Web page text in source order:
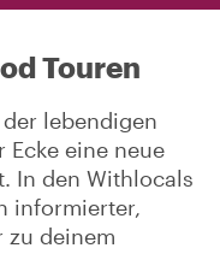
Touren
lebendigen
Ecke eine neue
In den Withlocals
informierter,
zu deinem